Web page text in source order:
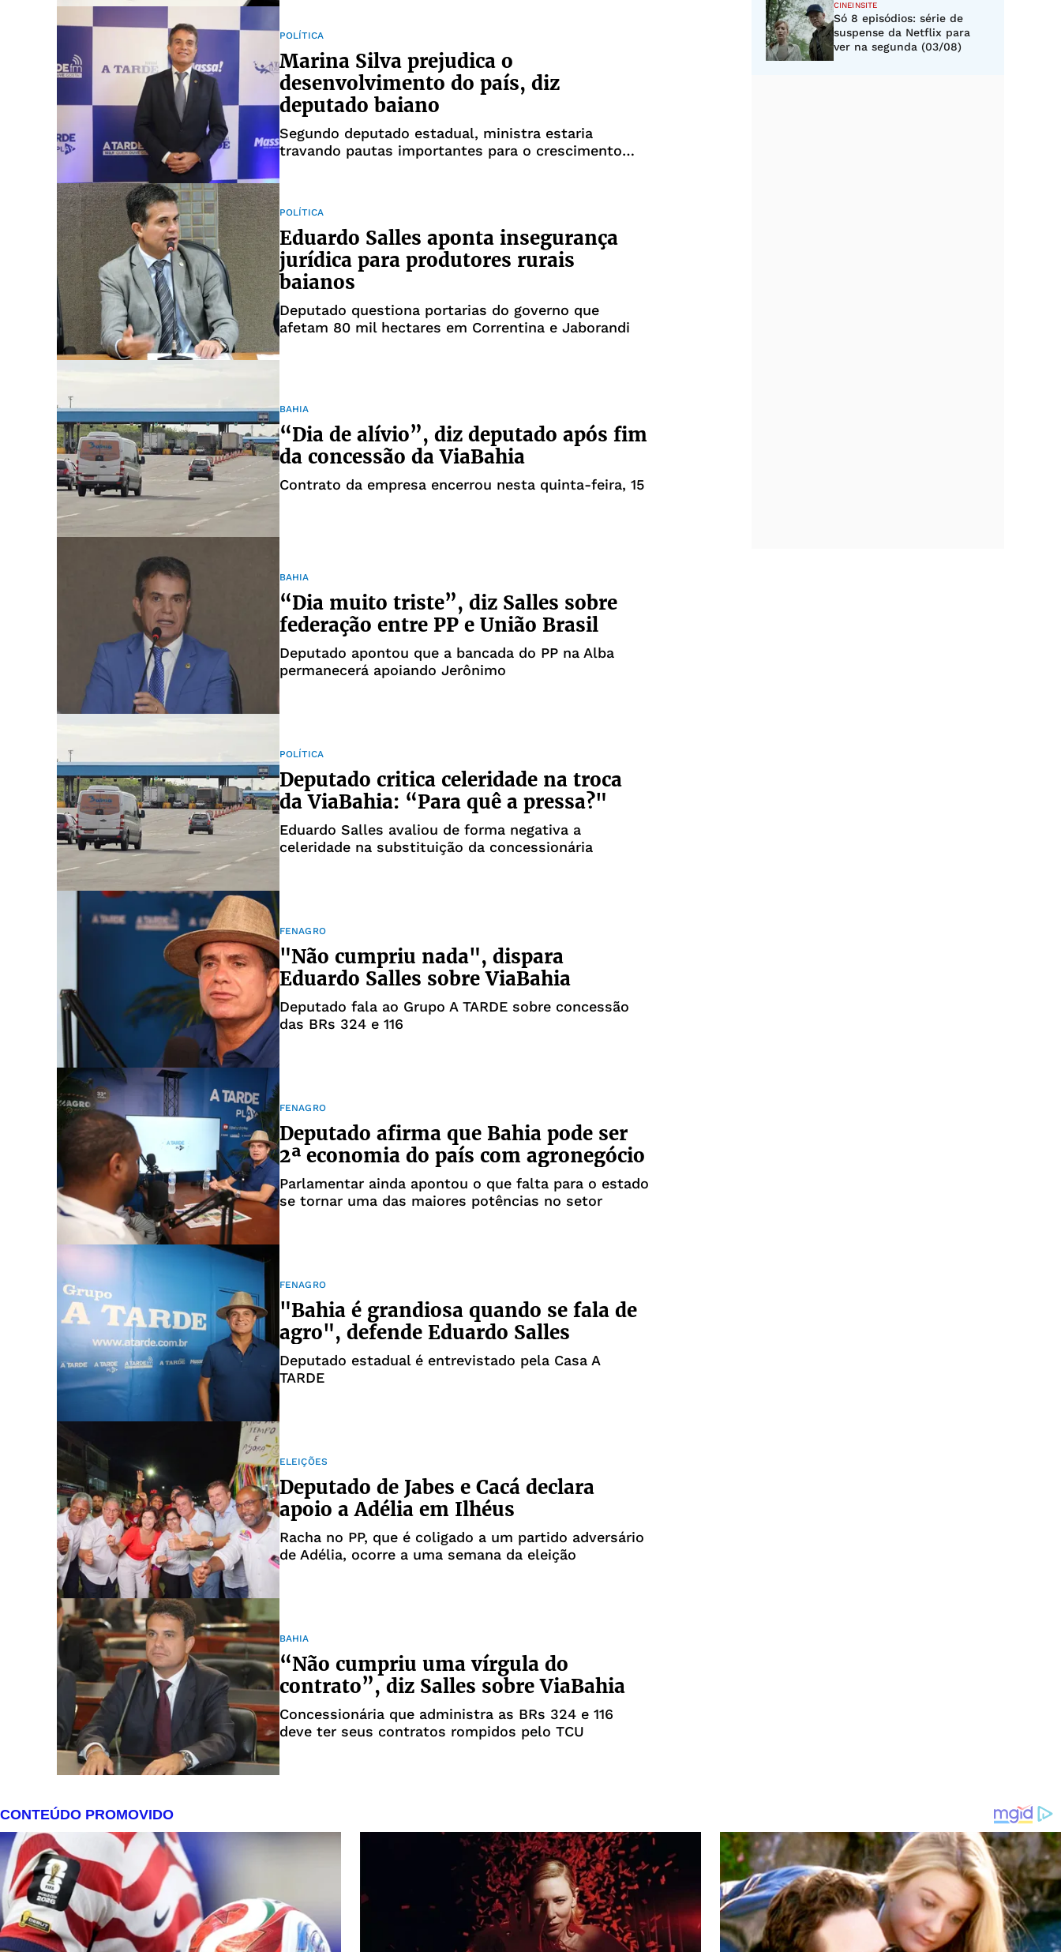
POLÍTICA
Marina Silva prejudica o
desenvolvimento do país, diz
deputado baiano
Segundo deputado estadual, ministra estaria
travando pautas importantes para o crescimento
POLÍTICA
Eduardo Salles aponta insegurança
jurídica para produtores rurais
baianos
Deputado questiona portarias do governo que
afetam 80 mil hectares em Correntina e Jaborandi
BAHIA
“Dia de alívio”, diz deputado após fim
da concessão da ViaBahia
Contrato da empresa encerrou nesta quinta-feira, 15
BAHIA
“Dia muito triste”, diz Salles sobre
federação entre PP e União Brasil
Deputado apontou que a bancada do PP na Alba
permanecerá apoiando Jerônimo
POLÍTICA
Deputado critica celeridade na troca
da ViaBahia: “Para quê a pressa?"
Eduardo Salles avaliou de forma negativa a
celeridade na substituição da concessionária
FENAGRO
"Não cumpriu nada", dispara
Eduardo Salles sobre ViaBahia
Deputado fala ao Grupo A TARDE sobre concessão
das BRs 324 e 116
FENAGRO
Deputado afirma que Bahia pode ser
2ª economia do país com agronegócio
Parlamentar ainda apontou o que falta para o estado
se tornar uma das maiores potências no setor
FENAGRO
"Bahia é grandiosa quando se fala de
agro", defende Eduardo Salles
Deputado estadual é entrevistado pela Casa A
TARDE
ELEIÇÕES
Deputado de Jabes e Cacá declara
apoio a Adélia em Ilhéus
Racha no PP, que é coligado a um partido adversário
de Adélia, ocorre a uma semana da eleição
BAHIA
“Não cumpriu uma vírgula do
contrato”, diz Salles sobre ViaBahia
Concessionária que administra as BRs 324 e 116
deve ter seus contratos rompidos pelo TCU
CINEINSITE
Só 8 episódios: série de
suspense da Netflix para
ver na segunda (03/08)